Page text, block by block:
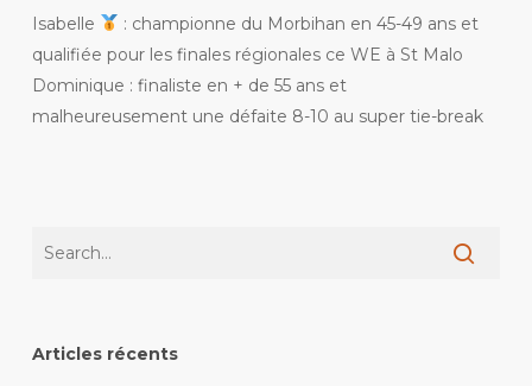
Isabelle
: championne du Morbihan en 45-49 ans et
qualifiée pour les finales régionales ce WE à St Malo
Dominique : finaliste en + de 55 ans et
malheureusement une défaite 8-10 au super tie-break
Articles récents